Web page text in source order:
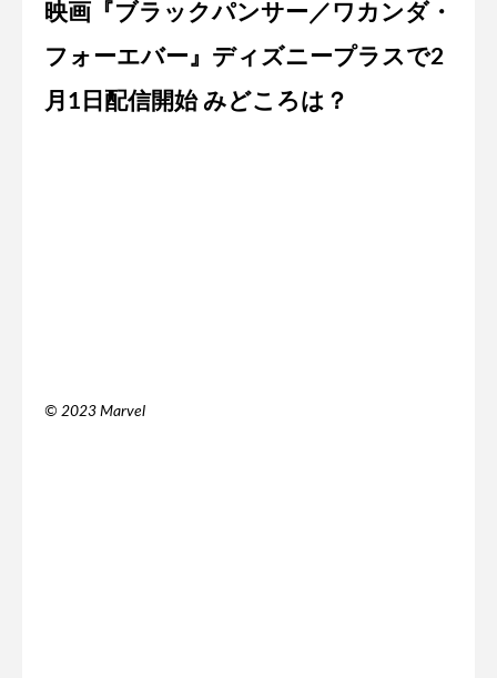
映画『ブラックパンサー／ワカンダ・
フォーエバー』ディズニープラスで2
月1日配信開始 みどころは？
© 2023 Marvel